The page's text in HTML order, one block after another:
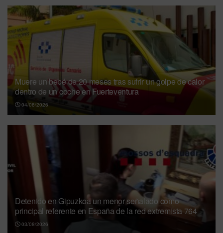
Muere un bebé de 20 meses tras sufrir un golpe de calor
dentro de un coche en Fuerteventura
04/08/2026
Detenido en Gipuzkoa un menor señalado como
principal referente en España de la red extremista 764
03/08/2026